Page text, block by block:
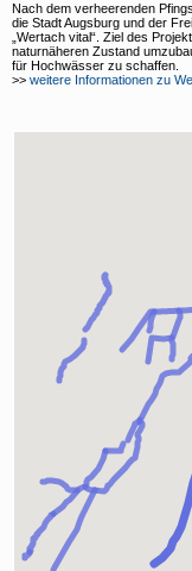
Bücher
Downloads und Links
Nach dem verheerenden
die Stadt Augsburg und der
„Wertach vital“. Ziel des
naturnäheren Zustand
für Hochwässer zu schaffen.
>> weitere Informationen zu